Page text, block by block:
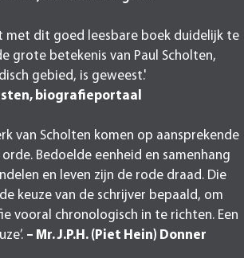
met dit goed leesbare boek duidelijk te
grote betekenis van Paul Scholten,
gebied, is geweest.'
biografieportaal
van Scholten komen op aansprekende
Bedoelde eenheid en samenhang
en leven zijn de rode draad. Die
keuze van de schrijver bepaald, om
vooral chronologisch in te richten. Een
– Mr. J.P.H. (Piet Hein) Donner